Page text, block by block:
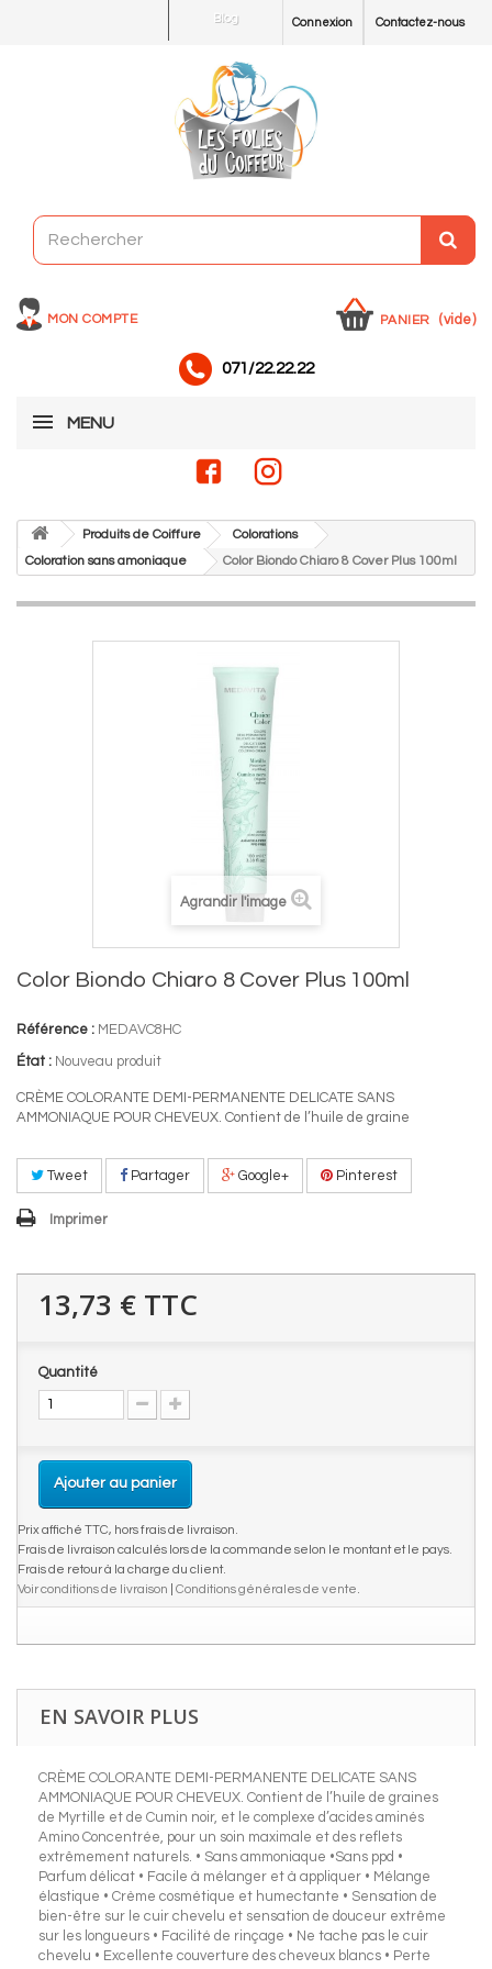
Contactez-nous
Connexion
Blog
MON COMPTE PANIER (vide)
071/22.22.22
MENU
Produits de Coiffure
Colorations
Coloration sans amoniaque
Color Biondo Chiaro 8 Cover Plus 100ml
Agrandir l'image
Color Biondo Chiaro 8 Cover Plus 100ml
Référence : MEDAVC8HC
État : Nouveau produit
CRÈME COLORANTE DEMI-PERMANENTE DELICATE SANS
AMMONIAQUE POUR CHEVEUX. Contient de l’huile de graine
Tweet Partager Google+ Pinterest
Imprimer
13,73 € TTC
Quantité
Ajouter au panier
Prix affiché TTC, hors frais de livraison.
Frais de livraison calculés lors de la commande selon le montant et le pays.
Frais de retour à la charge du client.
Voir conditions de livraison
Conditions générales de vente
EN SAVOIR PLUS
CRÈME COLORANTE DEMI-PERMANENTE DELICATE SANS
AMMONIAQUE POUR CHEVEUX. Contient de l’huile de graines
de Myrtille et de Cumin noir, et le complexe d’acides aminés
Amino Concentrée, pour un soin maximale et des reflets
extrêmement naturels. • Sans ammoniaque •Sans ppd •
Parfum délicat • Facile à mélanger et à appliquer • Mélange
élastique • Crème cosmétique et humectante • Sensation de
bien-être sur le cuir chevelu et sensation de douceur extrême
sur les longueurs • Facilité de rinçage • Ne tache pas le cuir
chevelu • Excellente couverture des cheveux blancs • Perte